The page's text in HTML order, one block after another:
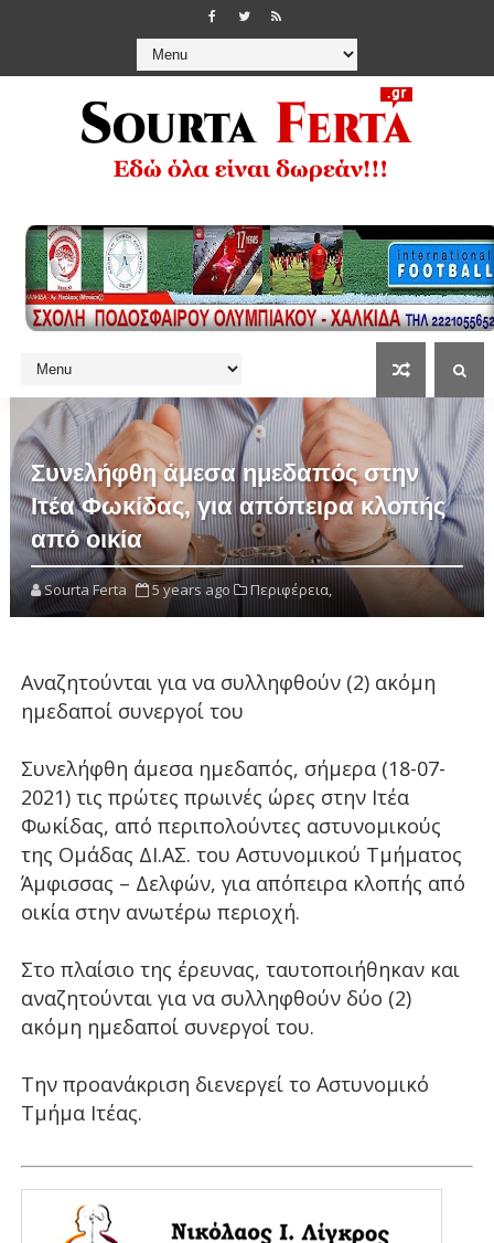
Συνελήφθη άμεσα ημεδαπός στην
Ιτέα Φωκίδας, για απόπειρα κλοπής
από οικία
Sourta Ferta 5 years ago Περιφέρεια,
Αναζητούνται για να συλληφθούν (2) ακόμη
ημεδαποί συνεργοί του
Συνελήφθη άμεσα ημεδαπός, σήμερα (18-07-
2021) τις πρώτες πρωινές ώρες στην Ιτέα
Φωκίδας, από περιπολούντες αστυνομικούς
της Ομάδας ΔΙ.ΑΣ. του Αστυνομικού Τμήματος
Άμφισσας – Δελφών, για απόπειρα κλοπής από
οικία στην ανωτέρω περιοχή.
Στο πλαίσιο της έρευνας, ταυτοποιήθηκαν και
αναζητούνται για να συλληφθούν δύο (2)
ακόμη ημεδαποί συνεργοί του.
Την προανάκριση διενεργεί το Αστυνομικό
Τμήμα Ιτέας.